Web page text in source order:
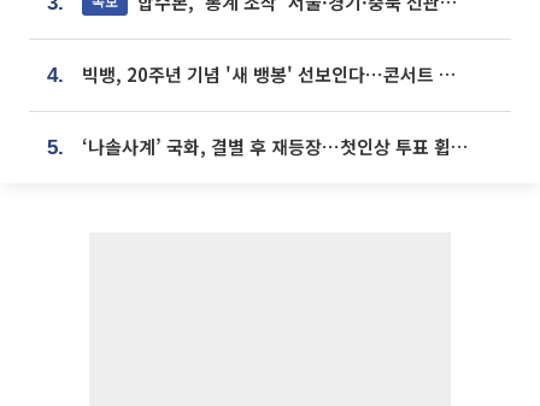
4. 빅뱅, 20주년 기념 '새 뱅봉' 선보인다⋯콘서트 앞두고 팝업 개최
5. ‘나솔사계’ 국화, 결별 후 재등장⋯첫인상 투표 휩쓸고 ‘인기녀’ 등극